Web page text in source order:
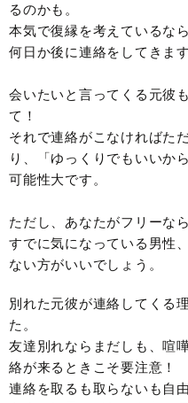
るのかも。
本気で復縁を考えているな
何日か後に連絡をしてきます
会いたいと言ってくる元彼
て！
それで連絡がこなければた
り、「ゆっくりでもいいか
可能性大です。
ただし、あなたがフリーな
すでに気になっている男性
ない方がいいでしょう。
別れた元彼が連絡してくる
た。
友達別れならまだしも、喧
絡が来るときこそ要注意！
連絡を取るも取らないも自